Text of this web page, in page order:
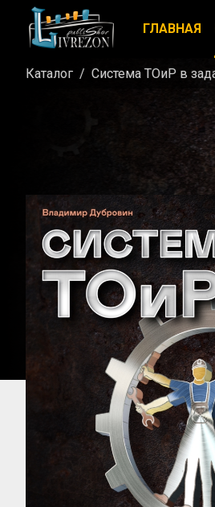
ГЛАВНАЯ
Каталог Система ТОиР в